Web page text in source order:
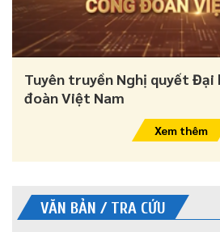
Tuyên truyền Nghị quyết Đại
đoàn Việt Nam
Xem thêm
VĂN BẢN / TRA CỨU